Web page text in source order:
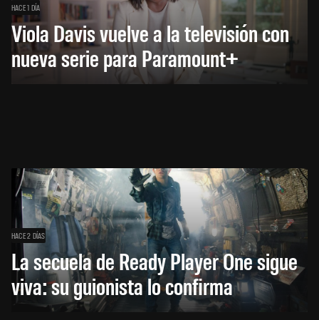
HACE 1 DÍA
Viola Davis vuelve a la televisión con
nueva serie para Paramount+
HACE 2 DÍAS
La secuela de Ready Player One sigue
viva: su guionista lo confirma